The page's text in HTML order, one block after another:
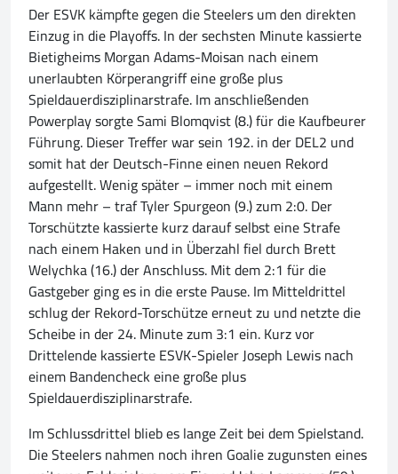
Der ESVK kämpfte gegen die Steelers um den direkten
Einzug in die Playoffs. In der sechsten Minute kassierte
Bietigheims Morgan Adams-Moisan nach einem
unerlaubten Körperangriff eine große plus
Spieldauerdisziplinarstrafe. Im anschließenden
Powerplay sorgte Sami Blomqvist (8.) für die Kaufbeurer
Führung. Dieser Treffer war sein 192. in der DEL2 und
somit hat der Deutsch-Finne einen neuen Rekord
aufgestellt. Wenig später – immer noch mit einem
Mann mehr – traf Tyler Spurgeon (9.) zum 2:0. Der
Torschützte kassierte kurz darauf selbst eine Strafe
nach einem Haken und in Überzahl fiel durch Brett
Welychka (16.) der Anschluss. Mit dem 2:1 für die
Gastgeber ging es in die erste Pause. Im Mitteldrittel
schlug der Rekord-Torschütze erneut zu und netzte die
Scheibe in der 24. Minute zum 3:1 ein. Kurz vor
Drittelende kassierte ESVK-Spieler Joseph Lewis nach
einem Bandencheck eine große plus
Spieldauerdisziplinarstrafe.
Im Schlussdrittel blieb es lange Zeit bei dem Spielstand.
Die Steelers nahmen noch ihren Goalie zugunsten eines